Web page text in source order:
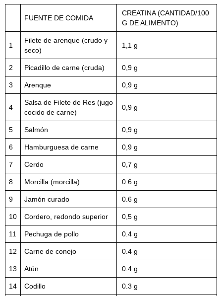
FUENTE DE COMIDA
CREATINA (CANTIDAD/100
G DE ALIMENTO)
1
Filete de arenque (crudo y
seco)
1,1 g
2 Picadillo de carne (cruda) 0,9 g
3 Arenque 0,9 g
4
Salsa de Filete de Res (jugo
cocido de carne)
0,9 g
5 Salmón 0,9 g
6 Hamburguesa de carne 0,9 g
7 Cerdo 0,7 g
8 Morcilla (morcilla) 0.6 g
9 Jamón curado 0.6 g
10 Cordero, redondo superior 0,5 g
11 Pechuga de pollo 0.4 g
12 Carne de conejo 0.4 g
13 Atún 0.4 g
14 Codillo 0.3 g